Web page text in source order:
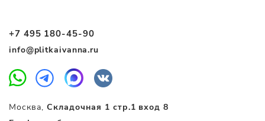
+7 495 180-45-90
info@plitkaivanna.ru
Москва,Складочная 1 стр.1 вход 8